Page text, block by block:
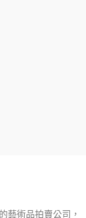
藝術品拍賣公司，